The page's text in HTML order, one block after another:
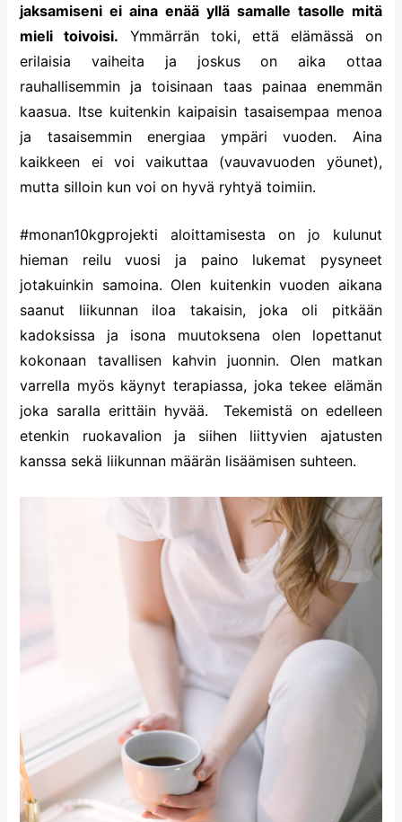
jaksamiseni ei aina enää yllä samalle tasolle mitä
mieli toivoisi. Ymmärrän toki, että elämässä on
erilaisia vaiheita ja joskus on aika ottaa
rauhallisemmin ja toisinaan taas painaa enemmän
kaasua. Itse kuitenkin kaipaisin tasaisempaa menoa
ja tasaisemmin energiaa ympäri vuoden. Aina
kaikkeen ei voi vaikuttaa (vauvavuoden yöunet),
mutta silloin kun voi on hyvä ryhtyä toimiin.
#monan10kgprojekti aloittamisesta on jo kulunut
hieman reilu vuosi ja paino lukemat pysyneet
jotakuinkin samoina. Olen kuitenkin vuoden aikana
saanut liikunnan iloa takaisin, joka oli pitkään
kadoksissa ja isona muutoksena olen lopettanut
kokonaan tavallisen kahvin juonnin. Olen matkan
varrella myös käynyt terapiassa, joka tekee elämän
joka saralla erittäin hyvää. Tekemistä on edelleen
etenkin ruokavalion ja siihen liittyvien ajatusten
kanssa sekä liikunnan määrän lisäämisen suhteen.